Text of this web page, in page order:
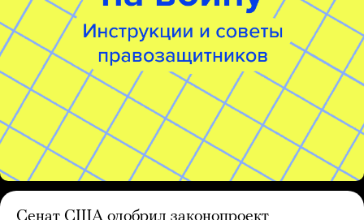
Сенат США одобрил законопроект